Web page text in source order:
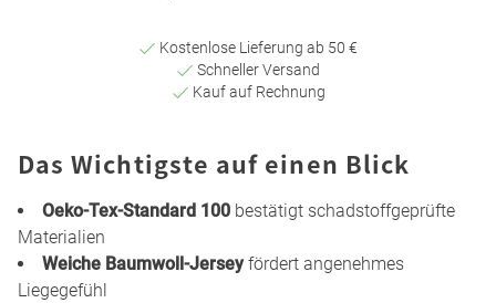
Kostenlose Lieferung ab 50 €
Schneller Versand
Kauf auf Rechnung
Das Wichtigste auf einen Blick
Oeko-Tex-Standard 100 bestätigt schadstoffgeprüfte
Materialien
Weiche Baumwoll-Jerseyfördert angenehmes
Liegegefühl